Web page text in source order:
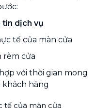
tin dịch vụ
tế của màn cửa
rèm cửa
với thời gian mong
khách hàng